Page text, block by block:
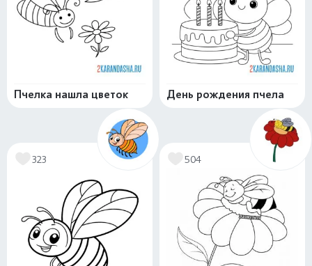
Пчелка нашла цветок День рождения пчела
323 504